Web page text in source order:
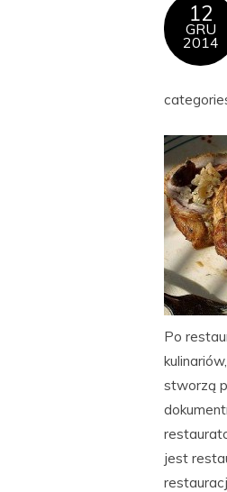
12
GRU
2014
Po
stworzą
jest